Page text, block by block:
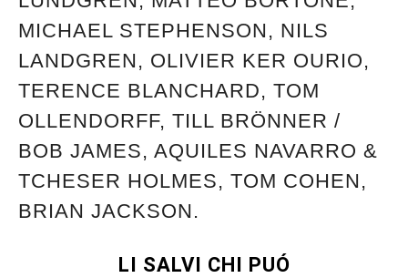
MICHAEL STEPHENSON, NILS
LANDGREN, OLIVIER KER OURIO,
TERENCE BLANCHARD, TOM
OLLENDORFF, TILL BRÖNNER /
BOB JAMES, AQUILES NAVARRO &
TCHESER HOLMES, TOM COHEN,
BRIAN JACKSON.
LI SALVI CHI PUÓ